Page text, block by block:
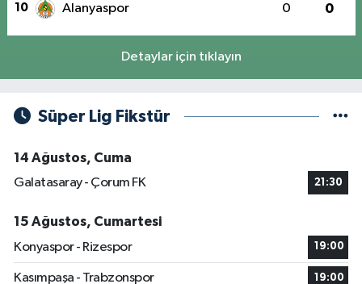
10 Alanyaspor 0 0
Detaylar için tıklayın
Süper Lig Fikstür
14 Ağustos, Cuma
Galatasaray - Çorum FK
21:30
15 Ağustos, Cumartesi
Konyaspor - Rizespor
19:00
Kasımpaşa - Trabzonspor 19:00